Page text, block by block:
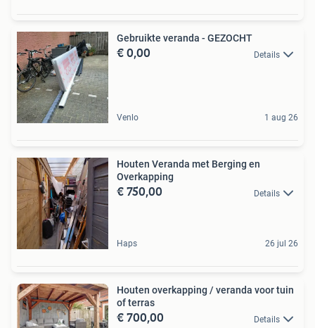
Gebruikte veranda - GEZOCHT
€ 0,00 Details
Venlo 1 aug 26
Houten Veranda met Berging en
Overkapping
€ 750,00 Details
Haps 26 jul 26
Houten overkapping / veranda voor tuin
of terras
€ 700,00 Details